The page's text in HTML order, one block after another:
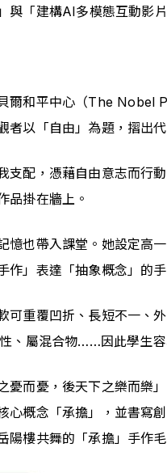
「建構AI多模態互動影
爾和平中心（The Nobel
以「自由」為題，摺出
支配，憑藉自由意志而
品掛在牆上。
憶也帶入課堂。她設定
」表達「抽象概念」的手
可重覆凹折、長短不一、
、屬混合物……因此學生容
憂而憂，後天下之樂而樂
心概念「承擔」，並書
樓共舞的「承擔」手作